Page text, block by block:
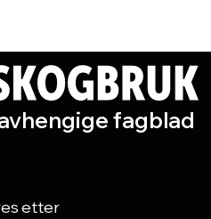
fagblad
etter